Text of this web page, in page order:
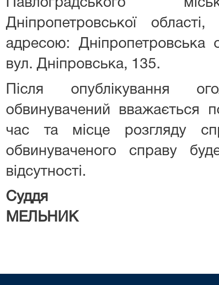
Павлоградського
Дніпропетровської
адресою: Дніпропетровська
вул. Дніпровська, 135.
Після опублікування
обвинувачений вважається
час та місце розгляду
обвинуваченого справу
відсутності.
Суддя
МЕЛЬНИК